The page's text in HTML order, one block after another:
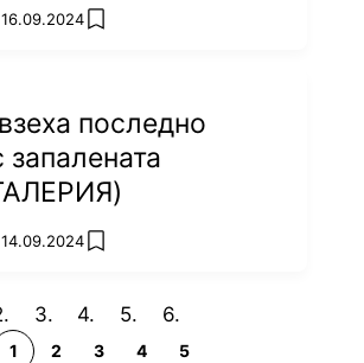
add favorites
последно
add favorites
1 2 3 4 5